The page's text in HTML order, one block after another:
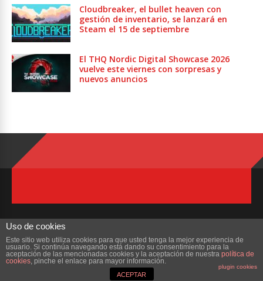
Cloudbreaker, el bullet heaven con
gestión de inventario, se lanzará en
Steam el 15 de septiembre
El THQ Nordic Digital Showcase 2026
vuelve este viernes con sorpresas y
nuevos anuncios
Copyright © 2023 ZonaMMORPG.com. Todos los derechos reservados
¿Quienes Somos? Colabora Contacto
Uso de cookies
Este sitio web utiliza cookies para que usted tenga la mejor experiencia de
usuario. Si continúa navegando está dando su consentimiento para la
aceptación de las mencionadas cookies y la aceptación de nuestra política de
cookies, pinche el enlace para mayor información.
plugin cookies
ACEPTAR